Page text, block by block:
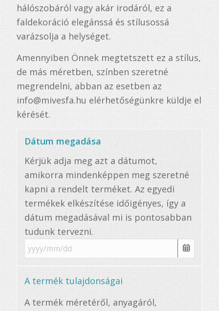
hálószobáról vagy akár irodáról, ez a
faldekoráció elegánssá és stílusossá
varázsolja a helységet.
Amennyiben Önnek megtetszett ez a stílus,
de más méretben, színben szeretné
megrendelni, abban az esetben az
info@mivesfa.hu elérhetőségünkre küldje el
kérését.
Dátum megadása
Kérjük adja meg azt a dátumot,
amikorra mindenképpen meg szeretné
kapni a rendelt terméket. Az egyedi
termékek elkészítése időigényes, így a
dátum megadásával mi is pontosabban
tudunk tervezni.
A termék tulajdonságai
A termék méretéről, anyagáról,